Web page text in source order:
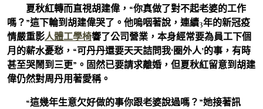
夏秋紅轉而直視胡建偉，“你真做了對不起老婆的工作
嗎？”這下輪到胡建偉哭了。他嗚咽著說，連續3年的新冠疫
情嚴重影人體工學椅響了公司營業，本身經常要為員工下個
月的薪水憂愁，“可丹丹還要天天詰問我‘圈外人’的事，有時
甚至哭鬧到三更”。固然已要請求離婚，但夏秋紅留意到胡建
偉仍然對周丹用著愛稱。
“這幾年生意欠好做的事你跟老婆說過嗎？”她接著訊